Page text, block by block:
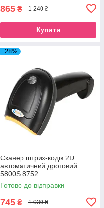
865 ₴ 1 240 ₴
Купити
–28%
Сканер штрих-кодів 2D
автоматичний дротовий
5800S 8752
Готово до відправки
745 ₴ 1 030 ₴